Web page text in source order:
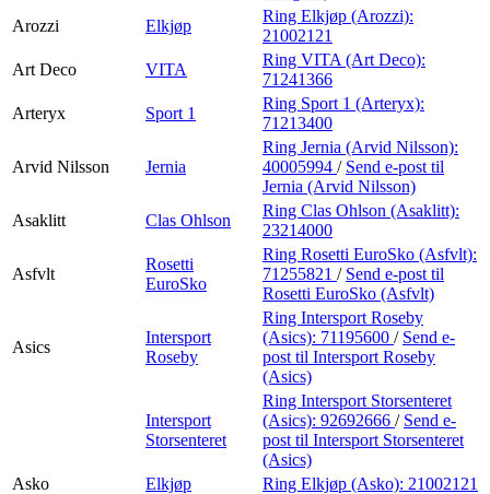
Arozzi
Elkjøp
Ring Elkjøp (Arozzi):
21002121
Art Deco
VITA
Ring VITA (Art Deco):
71241366
Arteryx
Sport 1
Ring Sport 1 (Arteryx):
71213400
Arvid Nilsson Jernia
Ring Jernia (Arvid Nilsson):
40005994 / Send e-post til
Jernia (Arvid Nilsson)
Asaklitt
Clas Ohlson
Ring Clas Ohlson (Asaklitt):
23214000
Asfvlt
Rosetti
EuroSko
Ring Rosetti EuroSko (Asfvlt):
71255821 / Send e-post til
Rosetti EuroSko (Asfvlt)
Asics
Intersport
Roseby
Ring Intersport Roseby
(Asics): 71195600 / Send e-
post til Intersport Roseby
(Asics)
Intersport
Storsenteret
Ring Intersport Storsenteret
(Asics): 92692666 / Send e-
post til Intersport Storsenteret
(Asics)
Asko
Elkjøp Ring Elkjøp (Asko): 21002121